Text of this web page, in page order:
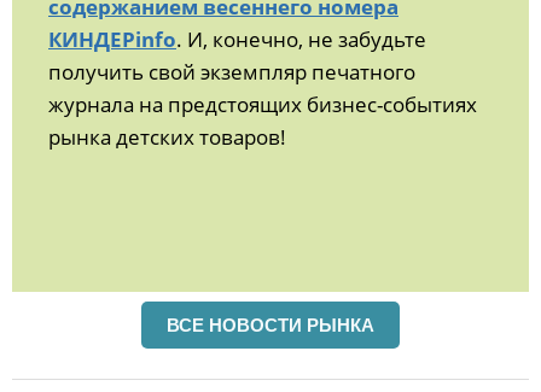
содержанием весеннего номера
КИНДЕРinfo. И, конечно, не забудьте
получить свой экземпляр печатного
журнала на предстоящих бизнес-событиях
рынка детских товаров!
ВСЕ НОВОСТИ РЫНКА